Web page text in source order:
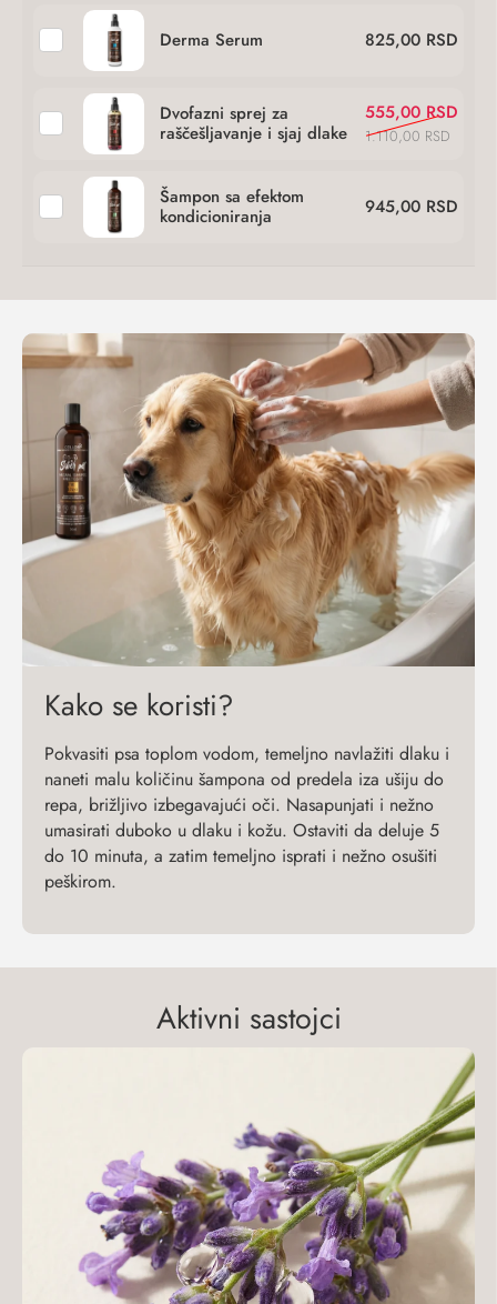
Derma Serum 825,00 RSD
Dvofazni sprej za
raščešljavanje i sjaj dlake
1.110,00 RSD
Originalna
cena
1.110,00 RSD.
555,00 RSD
Trenutna
cena
Šampon sa efektom
kondicioniranja
945,00 RSD
Kako se koristi?
Pokvasiti psa toplom vodom, temeljno navlažiti dlaku i
naneti malu količinu šampona od predela iza ušiju do
repa, brižljivo izbegavajući oči. Nasapunjati i nežno
umasirati duboko u dlaku i kožu. Ostaviti da deluje 5
do 10 minuta, a zatim temeljno isprati i nežno osušiti
peškirom.
Aktivni sastojci